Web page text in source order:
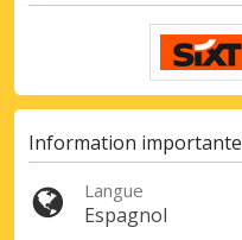
Information importante
Langue
Espagnol